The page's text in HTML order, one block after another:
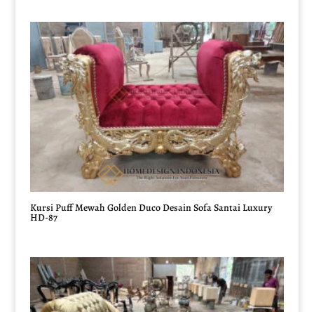
Kursi Puff Mewah Golden Duco Desain Sofa Santai Luxury
HD-87